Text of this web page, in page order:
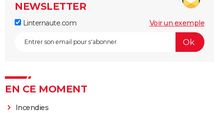
NEWSLETTER
Linternaute.com Voir un exemple
EN CE MOMENT
Incendies